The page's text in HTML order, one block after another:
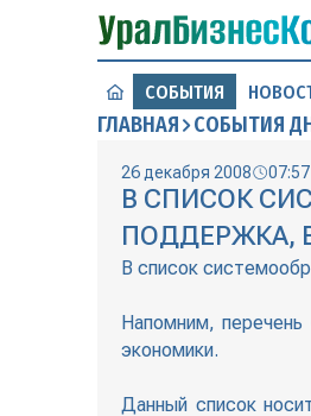
СОБЫТИЯ
ГЛАВНАЯ СОБЫТИЯ
26 декабря 2008 07:57
В СПИСОК
ПОДДЕРЖКА,
В список
Напомним,
экономики.
Данный список